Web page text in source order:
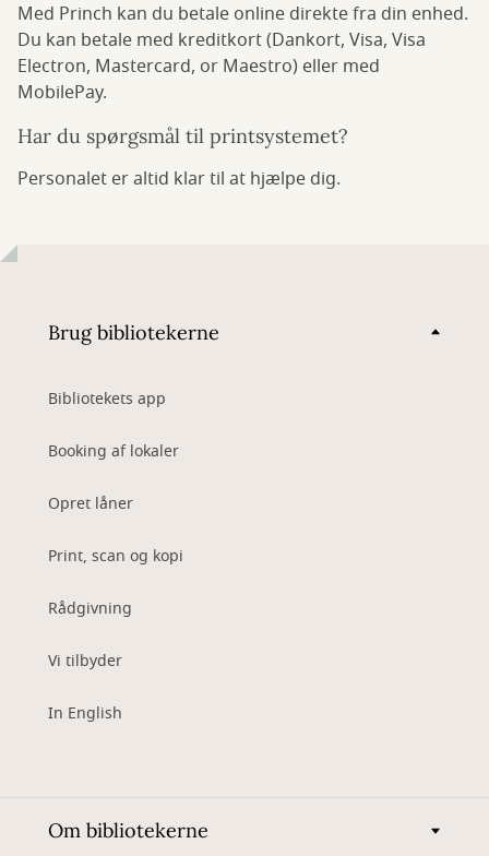
Med Princh kan du betale online direkte fra din enhed.
Du kan betale med kreditkort (Dankort, Visa, Visa
Electron, Mastercard, or Maestro) eller med
MobilePay.
Har du spørgsmål til printsystemet?
Personalet er altid klar til at hjælpe dig.
Brug bibliotekerne
Bibliotekets app
Booking af lokaler
Opret låner
Print, scan og kopi
Rådgivning
Vi tilbyder
In English
Om bibliotekerne